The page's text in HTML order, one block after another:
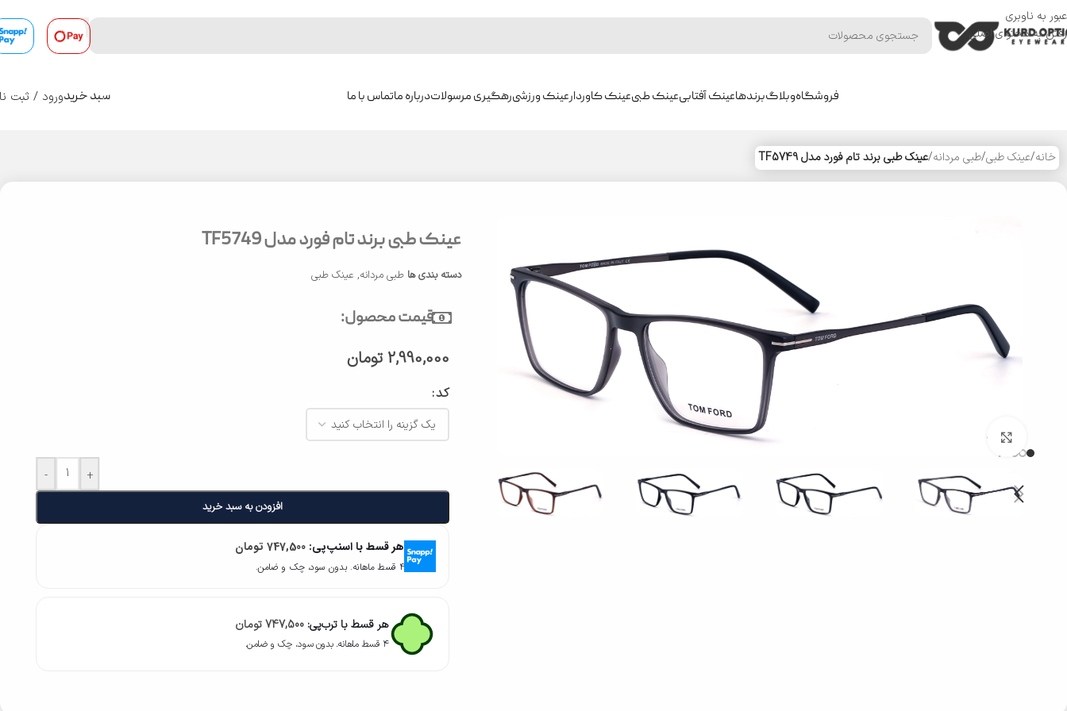
عبور به ناوبری
رفتن به محتوای اصلی
فروشگاهوبلاگبرندهاعینک آفتابیعینک طبیعینک کاوردارعینک ورزشیرهگیری مرسولاتدرباره ماتماس با ما 0
سبد خریدورود / ثبت
خانه/عینک طبی/طبی مردانه/عینک طبی برند تام فورد مدل TF5749
عینک طبی برند تام فورد مدل TF5749
دسته بندی ها طبی مردانه, عینک طبی
قیمت محصول:
2,990,000 تومان
کد
- +
افزودن به سبد خرید
هر قسط با اسنپ‌پی: 747,500 تومان
۴ قسط ماهانه. بدون سود، چک و ضامن.
هر قسط با ترب‌پی: 747,500 تومان
۴ قسط ماهانه. بدون سود، چک و ضامن.